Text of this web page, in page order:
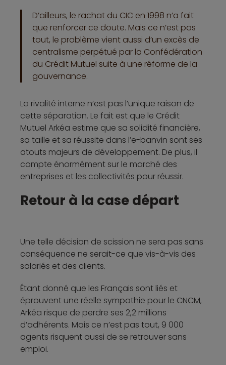
D’ailleurs, le rachat du CIC en 1998 n’a fait
que renforcer ce doute. Mais ce n’est pas
tout, le problème vient aussi d’un excès de
centralisme perpétué par la Confédération
du Crédit Mutuel suite à une réforme de la
gouvernance.
La rivalité interne n’est pas l’unique raison de
cette séparation. Le fait est que le Crédit
Mutuel Arkéa estime que sa solidité financière,
sa taille et sa réussite dans l’e-banvin sont ses
atouts majeurs de développement. De plus, il
compte énormément sur le marché des
entreprises et les collectivités pour réussir.
Retour à la case départ
Une telle décision de scission ne sera pas sans
conséquence ne serait-ce que vis-à-vis des
salariés et des clients.
Étant donné que les Français sont liés et
éprouvent une réelle sympathie pour le CNCM,
Arkéa risque de perdre ses 2,2 millions
d’adhérents. Mais ce n’est pas tout, 9 000
agents risquent aussi de se retrouver sans
emploi.